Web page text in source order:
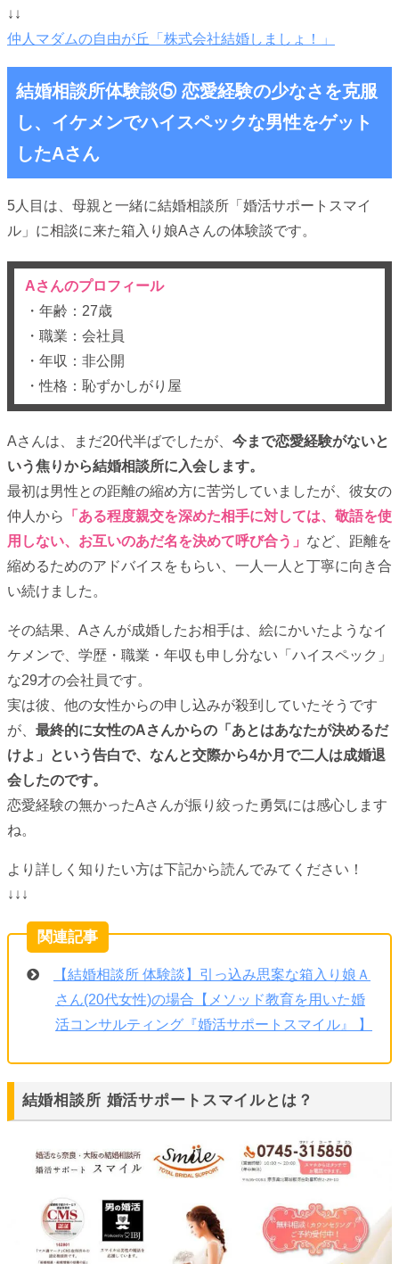
↓↓
仲人マダムの自由が丘「株式会社結婚しましょ！」
結婚相談所体験談⑤ 恋愛経験の少なさを克服
し、イケメンでハイスペックな男性をゲット
したAさん
5人目は、母親と一緒に結婚相談所「婚活サポートスマイ
ル」に相談に来た箱入り娘Aさんの体験談です。
Aさんのプロフィール
・年齢：27歳
・職業：会社員
・年収：非公開
・性格：恥ずかしがり屋
Aさんは、まだ20代半ばでしたが、 今まで恋愛経験がないと
いう焦りから結婚相談所に入会します。
最初は男性との距離の縮め方に苦労していましたが、彼女の
仲人から
「ある程度親交を深めた相手に対しては、敬語を使
用しない、お互いのあだ名を決めて呼び合う」 など、距離を
縮めるためのアドバイスをもらい、一人一人と丁寧に向き合
い続けました。
その結果、Aさんが成婚したお相手は、絵にかいたようなイ
ケメンで、学歴・職業・年収も申し分ない「ハイスペック」
な29才の会社員です。
実は彼、他の女性からの申し込みが殺到していたそうです
が、 最終的に女性のAさんからの「あとはあなたが決めるだ
けよ」という告白で、なんと交際から4か月で二人は成婚退
会したのです。
恋愛経験の無かったAさんが振り絞った勇気には感心します
ね。
より詳しく知りたい方は下記から読んでみてください！
↓↓↓
【結婚相談所 体験談】引っ込み思案な箱入り娘Ａ
さん(20代女性)の場合【メソッド教育を用いた婚
活コンサルティング『婚活サポートスマイル』 】
結婚相談所 婚活サポートスマイルとは？